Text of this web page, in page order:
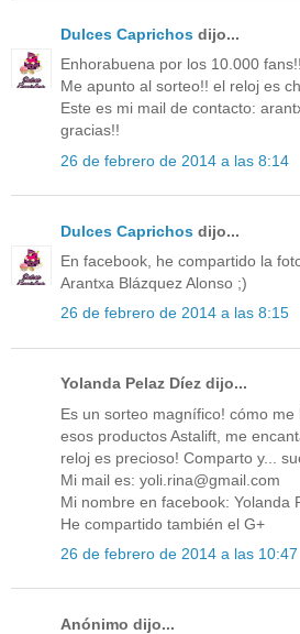
Dulces Caprichos dijo...
Enhorabuena por los 10.000
Me apunto al sorteo!! el reloj es
Este es mi mail de contacto:
gracias!!
26 de febrero de 2014 a las 8:14
Dulces Caprichos dijo...
En facebook, he compartido la
Arantxa Blázquez Alonso ;)
26 de febrero de 2014 a las 8:15
Yolanda Pelaz Díez dijo...
Es un sorteo magnífico! cómo me
esos productos Astalift, me
reloj es precioso! Comparto y...
Mi mail es: yoli.rina@gmail.com
Mi nombre en facebook: Yolanda
He compartido también el G+
26 de febrero de 2014 a las 10:47
Anónimo dijo...